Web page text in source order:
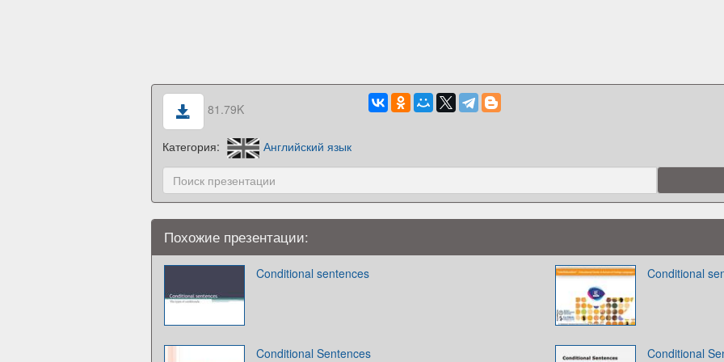
81.79K
Категория: Английский язык
Похожие презентации:
Conditional sentences Conditional
Conditional Sentences Conditional